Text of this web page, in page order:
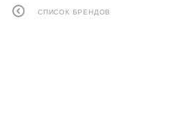
СПИСОК БРЕНДОВ